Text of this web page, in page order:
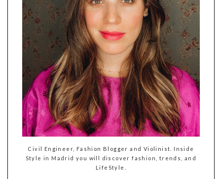
Civil Engineer, Fashion Blogger and Violinist. Inside
Style in Madrid you will discover fashion, trends, and
LifeStyle.